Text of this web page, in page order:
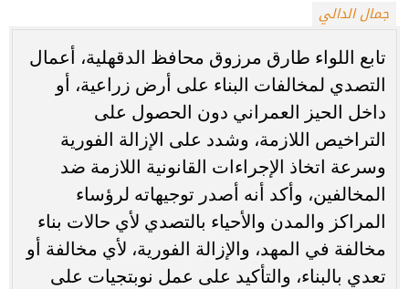
جمال الدالي
تابع اللواء طارق مرزوق محافظ الدقهلية، أعمال
التصدي لمخالفات البناء على أرض زراعية، أو
داخل الحيز العمراني دون الحصول على
التراخيص اللازمة، وشدد على الإزالة الفورية
وسرعة اتخاذ الإجراءات القانونية اللازمة ضد
المخالفين، وأكد أنه أصدر توجيهاته لرؤساء
المراكز والمدن والأحياء بالتصدي لأي حالات بناء
مخالفة في المهد، والإزالة الفورية، لأي مخالفة أو
تعدي بالبناء، والتأكيد على عمل نوبتجيات على